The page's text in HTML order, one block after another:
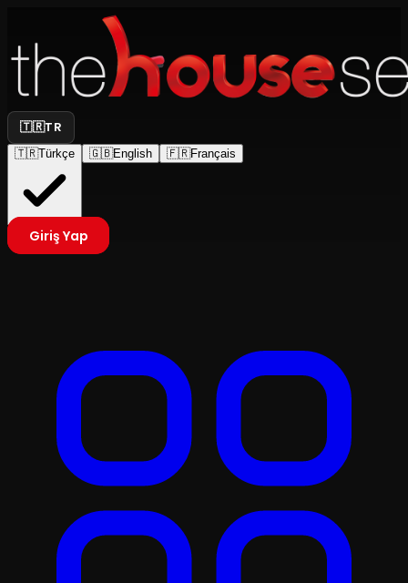
🇹🇷TR
🇹🇷Türkçe 🇬🇧English 🇫🇷Français
Giriş Yap